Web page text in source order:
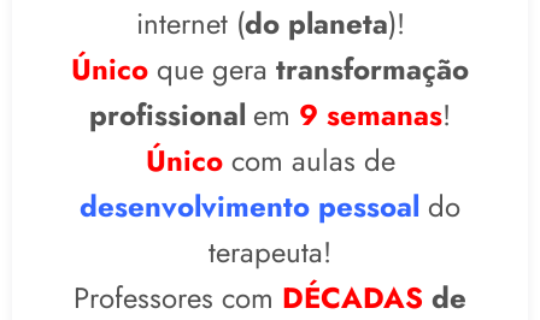
internet (do planeta)!
Único que gera transformação
profissional em 9 semanas!
Únicocom aulas de
desenvolvimento pessoal do
terapeuta!
Professores com DÉCADAS de